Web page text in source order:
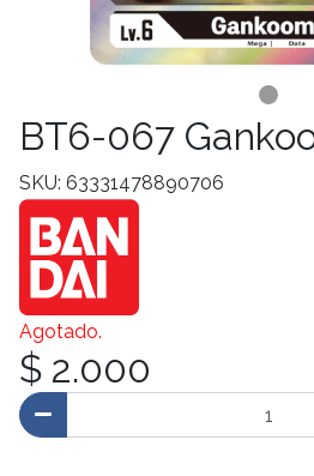
BT6-067
SKU: 63331478890706
Agotado.
$ 2.000